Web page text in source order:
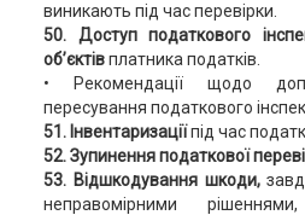
виникають під час перевірки.
50. Доступ податкового
об’єктівплатника податків.
• Рекомендації щодо
пересування податкового
51. Інвентаризаціїпід час
52. Зупинення податкової
53. Відшкодування шкоди,
неправомірними рішеннями,